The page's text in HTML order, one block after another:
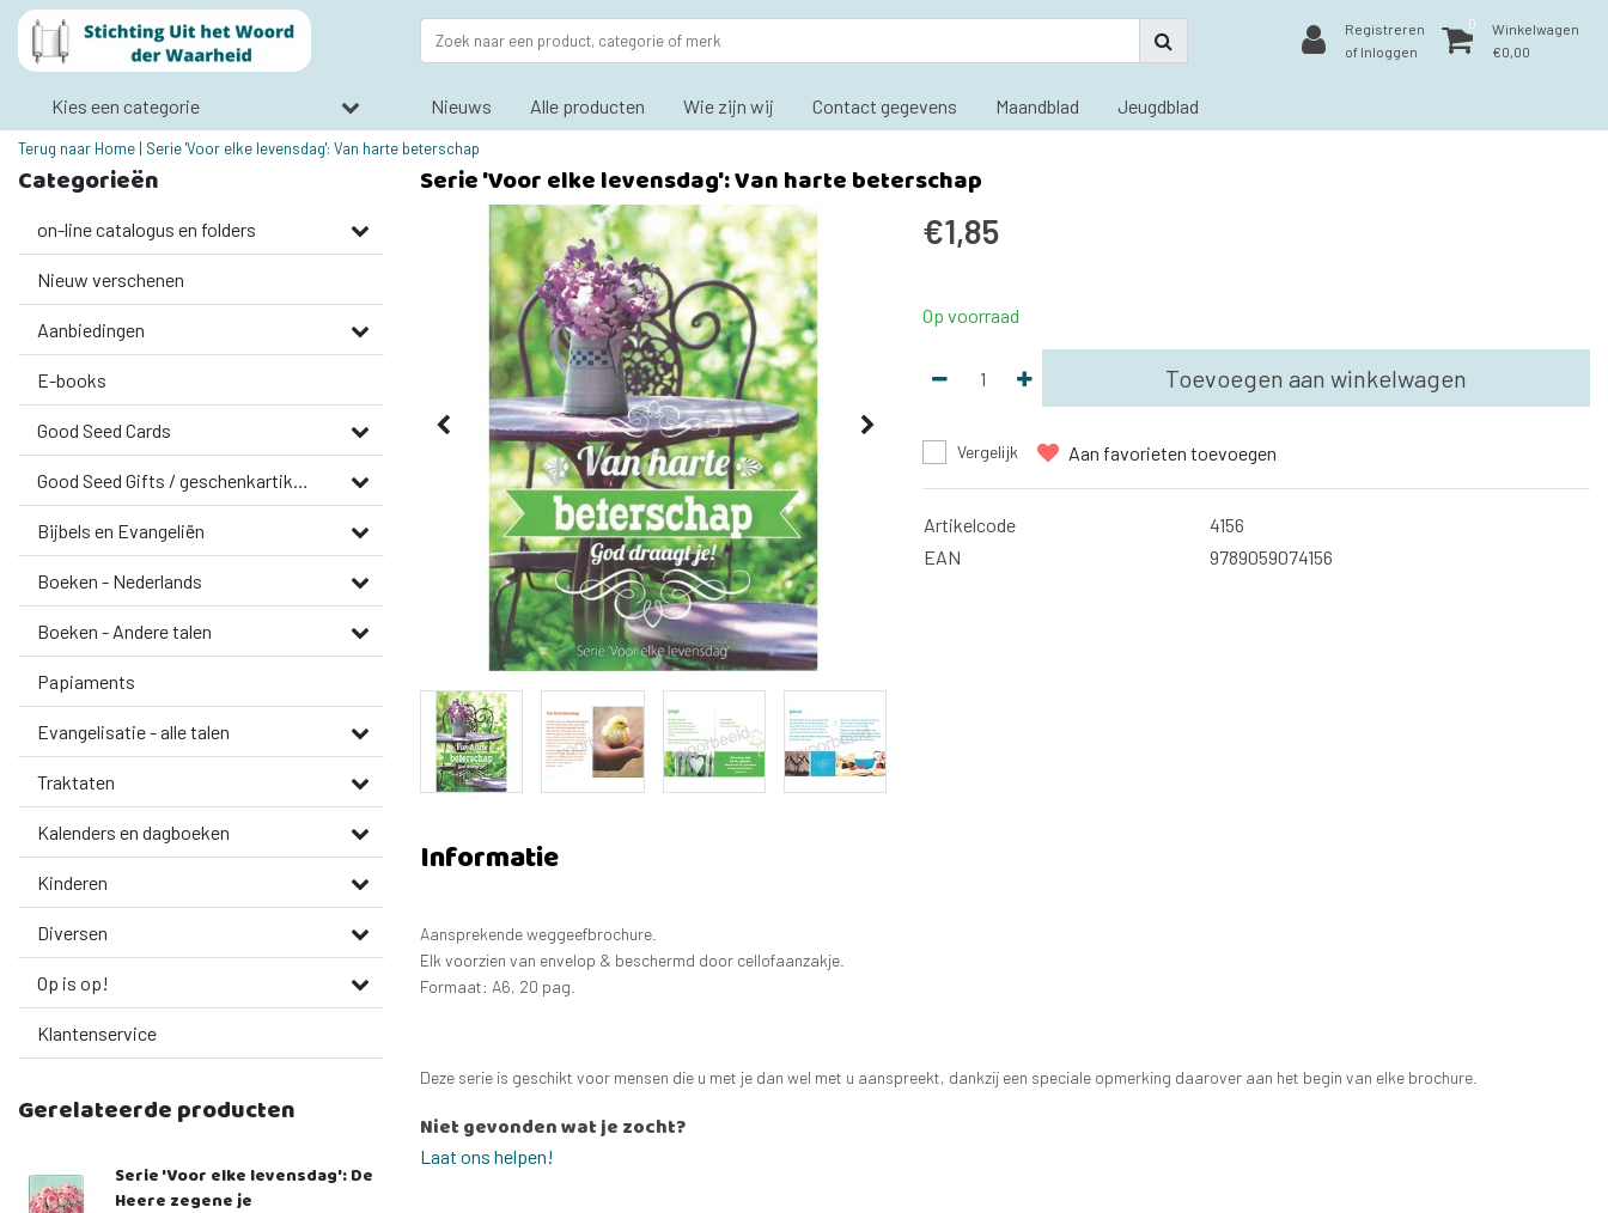
Registreren
of Inloggen
0
Winkelwagen
€0,00
Kies een categorie Nieuws Alle producten Wie zijn wij Contact gegevens Maandblad Jeugdblad
Terug naar Home | Serie 'Voor elke levensdag': Van harte beterschap
Categorieën
on-line catalogus en folders
Nieuw verschenen
Aanbiedingen
E-books
Good Seed Cards
Good Seed Gifts / geschenkartikelen
Bijbels en Evangeliën
Boeken - Nederlands
Boeken - Andere talen
Papiaments
Evangelisatie - alle talen
Traktaten
Kalenders en dagboeken
Kinderen
Diversen
Op is op!
Klantenservice
Gerelateerde producten
Serie 'Voor elke levensdag': De
Heere zegene je
Serie 'Voor elke levensdag': Van harte beterschap
€1,85
Op voorraad
Toevoegen aan winkelwagen
Vergelijk Aan favorieten toevoegen
Artikelcode
4156
EAN
9789059074156
Informatie
Aansprekende weggeefbrochure.
Elk voorzien van envelop & beschermd door cellofaanzakje.
Formaat: A6, 20 pag.
Deze serie is geschikt voor mensen die u met je dan wel met u aanspreekt, dankzij een speciale opmerking daarover aan het begin van elke brochure.
Niet gevonden wat je zocht?
Laat ons helpen!